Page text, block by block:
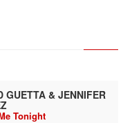
GUETTA & JENNIFER
Tonight